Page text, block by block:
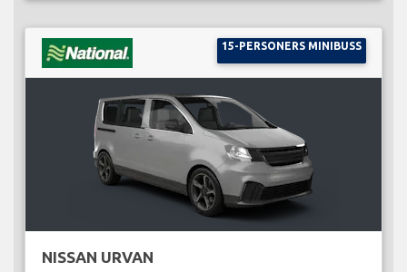
15-PERSONERS MINIBUSS
NISSAN URVAN